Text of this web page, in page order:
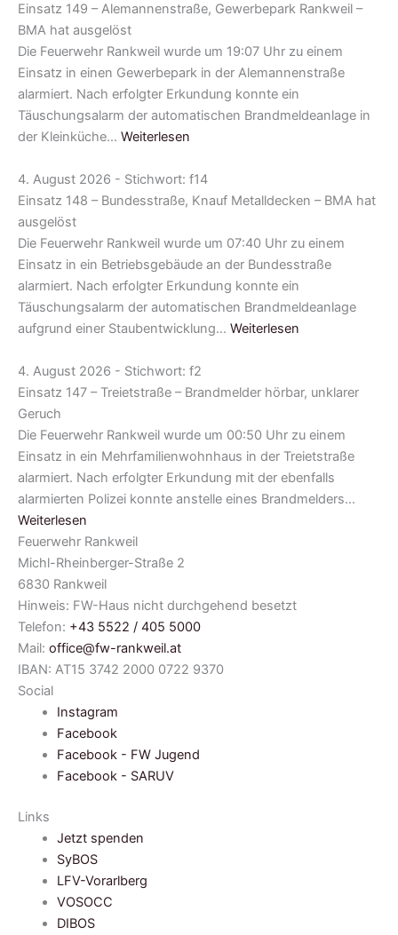
Einsatz 149 – Alemannenstraße, Gewerbepark Rankweil –
BMA hat ausgelöst
Die Feuerwehr Rankweil wurde um 19:07 Uhr zu einem
Einsatz in einen Gewerbepark in der Alemannenstraße
alarmiert. Nach erfolgter Erkundung konnte ein
Täuschungsalarm der automatischen Brandmeldeanlage in
der Kleinküche… Weiterlesen
4. August 2026 - Stichwort: f14
Einsatz 148 – Bundesstraße, Knauf Metalldecken – BMA hat
ausgelöst
Die Feuerwehr Rankweil wurde um 07:40 Uhr zu einem
Einsatz in ein Betriebsgebäude an der Bundesstraße
alarmiert. Nach erfolgter Erkundung konnte ein
Täuschungsalarm der automatischen Brandmeldeanlage
aufgrund einer Staubentwicklung… Weiterlesen
4. August 2026 - Stichwort: f2
Einsatz 147 – Treietstraße – Brandmelder hörbar, unklarer
Geruch
Die Feuerwehr Rankweil wurde um 00:50 Uhr zu einem
Einsatz in ein Mehrfamilienwohnhaus in der Treietstraße
alarmiert. Nach erfolgter Erkundung mit der ebenfalls
alarmierten Polizei konnte anstelle eines Brandmelders…
Weiterlesen
Feuerwehr Rankweil
Michl-Rheinberger-Straße 2
6830 Rankweil
Hinweis: FW-Haus nicht durchgehend besetzt
Telefon: +43 5522 / 405 5000
Mail: office@fw-rankweil.at
IBAN: AT15 3742 2000 0722 9370
Social
Instagram
Facebook
Facebook - FW Jugend
Facebook - SARUV
Links
Jetzt spenden
SyBOS
LFV-Vorarlberg
VOSOCC
DIBOS